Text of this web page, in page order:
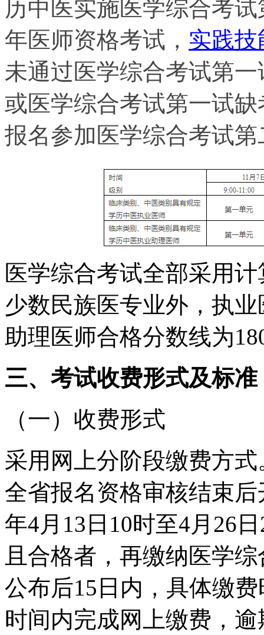
历中医实施医学综合考
年医师资格考试， 实践技
未通过医学综合考试第
或医学综合考试第一试
报名参加医学综合考试
医学综合考试全部采用
少数民族医专业外，执
助理医师合格分数线为
三、考试收费形式及标准
（一）收费形式
采用网上分阶段缴费方式
全省报名资格审核结束
年4月13日10时至4月26
且合格者，再缴纳医学
公布后15日内，具体缴
时间内完成网上缴费，